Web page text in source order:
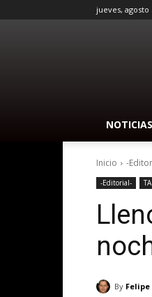
jueves, agosto
NOTICIAS
Inicio -
-Editorial-
By